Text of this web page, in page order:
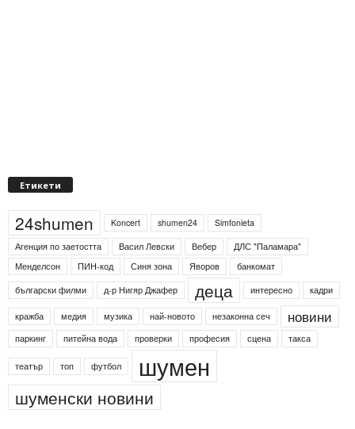
Етикети
24shumen Koncert shumen24
Simfonieta
Агенция по заетостта
Васил Левски Вебер
ДЛС "Паламара"
Менделсон
ПИН-код Синя зона Яворов
банкомат
български филми
д-р Нигяр Джафер деца интересно кадри
кражба медия музика най-новото незаконна сеч новини
паркинг питейна вода проверки професия сцена такса
театър топ футбол шумен
шуменски новини